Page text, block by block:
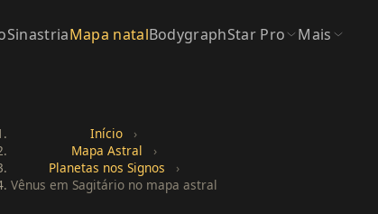
SinastriaMapa natalBodygraphStar Pro Mais
Início
›
Mapa Astral
›
Planetas nos Signos
›
Vênus em Sagitário no mapa astral